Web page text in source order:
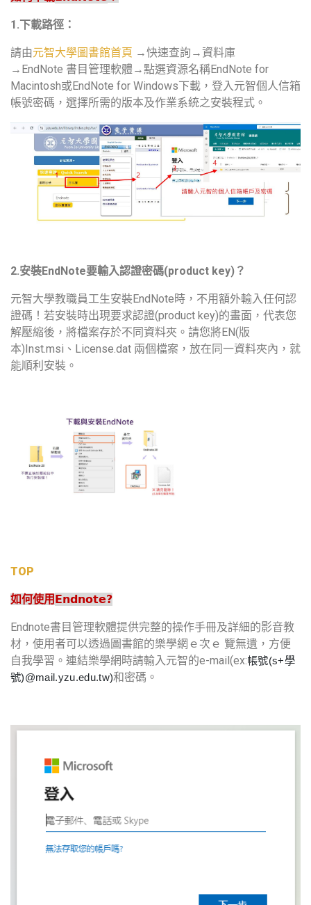
1.下載路徑：
請由元智大學圖書館首頁 →快速查詢→資料庫
→EndNote 書目管理軟體→點選資源名稱EndNote for
Macintosh或EndNote for Windows下載，登入元智個人信箱
帳號密碼，選擇所需的版本及作業系統之安裝程式。
2.安裝EndNote要輸入認證密碼(product key) ？
元智大學教職員工生安裝EndNote時，不用額外輸入任何認
證碼！若安裝時出現要求認證(product key)的畫面，代表您
解壓縮後，將檔案存於不同資料夾。請您將EN(版
本)Inst.msi、License.dat 兩個檔案，放在同一資料夾內，就
能順利安裝。
TOP
如何使用 Endnote?
Endnote書目管理軟體提供完整的操作手冊及詳細的影音教
材，使用者可以透過圖書館的樂學網ｅ次ｅ 覽無遺，方便
自我學習。連結樂學網時請輸入元智的e-mail(ex:帳號(s+學
號)@mail.yzu.edu.tw)和密碼。